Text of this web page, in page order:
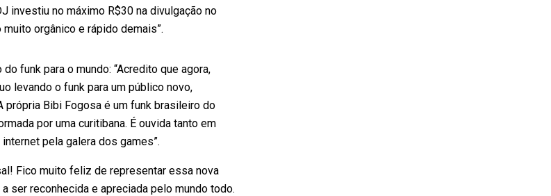
investiu no máximo R$30 na divulgação no
orgânico e rápido demais”.
funk para o mundo: “Acredito que agora,
levando o funk para um público novo,
própria Bibi Fogosa é um funk brasileiro do
por uma curitibana. É ouvida tanto em
pela galera dos games”.
Fico muito feliz de representar essa nova
ser reconhecida e apreciada pelo mundo todo.